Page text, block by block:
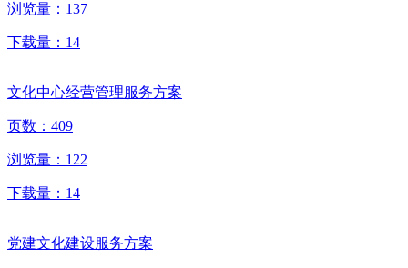
浏览量： 137
下载量： 14
文化中心经营管理服务方案
页数： 409
浏览量： 122
下载量： 14
党建文化建设服务方案